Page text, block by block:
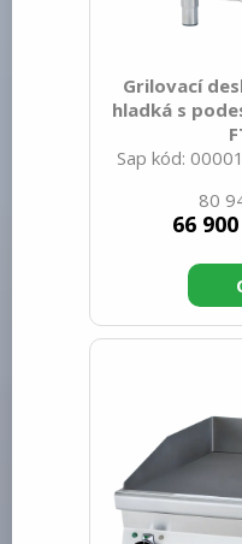
Grilovací
hladká s
Sap kód:
netto [mm]:
72.00 Šířka
1110
Konstruční
zařízení:
Kontrolky:
80
66